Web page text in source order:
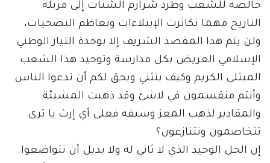
خالصة للشعب وطرد شرازم الشتات إلى مزبلة
التاريخ مهما تكاثرت الإبتلاءات وتعاظم التضحيات،
ولن يتم هذا المقصد الشريف إلا بوحدة التيار الوطني
الإسلامي العريض بكل مدارسة وتوحيد هذا الشعب
المبتلى الكريم وكيف يتثني ويحق لكم أن تدعوا الناس
وأنتم منقسمون في لاشئ وقد ذهبت المشيئة
والمقادير لذهب المعز وسيفه فعلى أي إرث يا ترى
تتخاصمون وتتنازعون؟
إن الحل الوحيد الذي لا ثاني له ولا بديل أن تتواضعوا